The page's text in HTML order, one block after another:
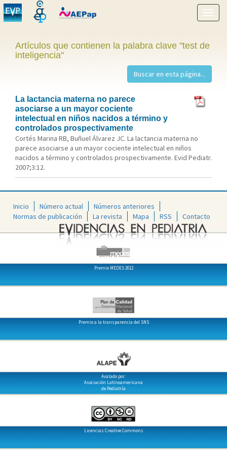
menú
Artículos que contienen la palabra clave "test de
inteligencia"
La lactancia materna no parece
asociarse a un mayor cociente
intelectual en niños nacidos a término y
controlados prospectivamente
Cortés Marina RB, Buñuel Álvarez JC. La lactancia materna no
parece asociarse a un mayor cociente intelectual en niños
nacidos a término y controlados prospectivamente. Evid Pediatr.
2007;3:12.
Inicio Número actual
Números anteriores
Normas de publicación
La revista Mapa RSS Contacto
Premio MEDES 2012
Premio a la transparencia del SNS
Avalado por:
Asociación Latinoamericana
de Pediatría
Licencias Creative Commons